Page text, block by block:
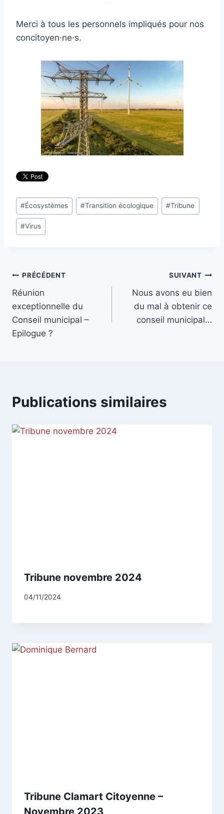
Merci à tous les personnels impliqués pour nos
concitoyen·ne·s.
Étiquettes
de
la
#Écosystèmes #Transition écologique #Tribune
#Virus
Navigation
de
l’article
PRÉCÉDENT
Réunion
exceptionnelle du
Conseil municipal –
Epilogue ?
SUIVANT
Nous avons eu bien
du mal à obtenir ce
conseil municipal…
Publications similaires
Tribune novembre 2024
Par
04/11/2024
Tribune Clamart Citoyenne –
Novembre 2023